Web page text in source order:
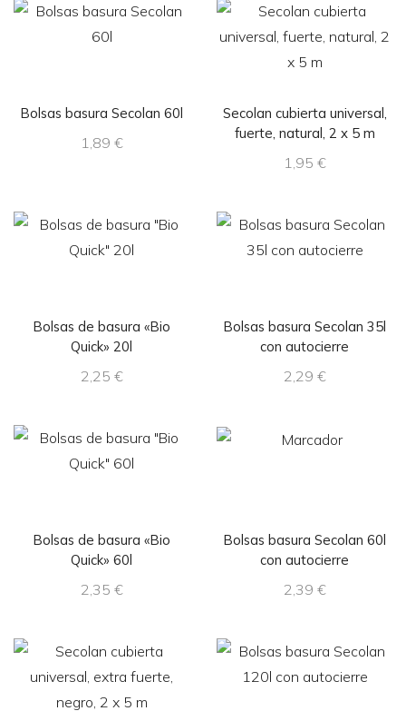
Bolsas basura Secolan 60l
1,89 €
Secolan cubierta universal,
fuerte, natural, 2 x 5 m
1,95 €
Bolsas de basura «Bio
Quick» 20l
2,25 €
Bolsas basura Secolan 35l
con autocierre
2,29 €
Bolsas de basura «Bio
Quick» 60l
2,35 €
Bolsas basura Secolan 60l
con autocierre
2,39 €